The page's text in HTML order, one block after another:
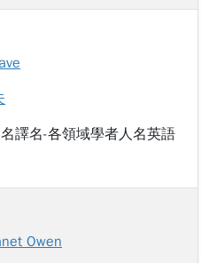
譯名-各領域學者人名英語
Owen